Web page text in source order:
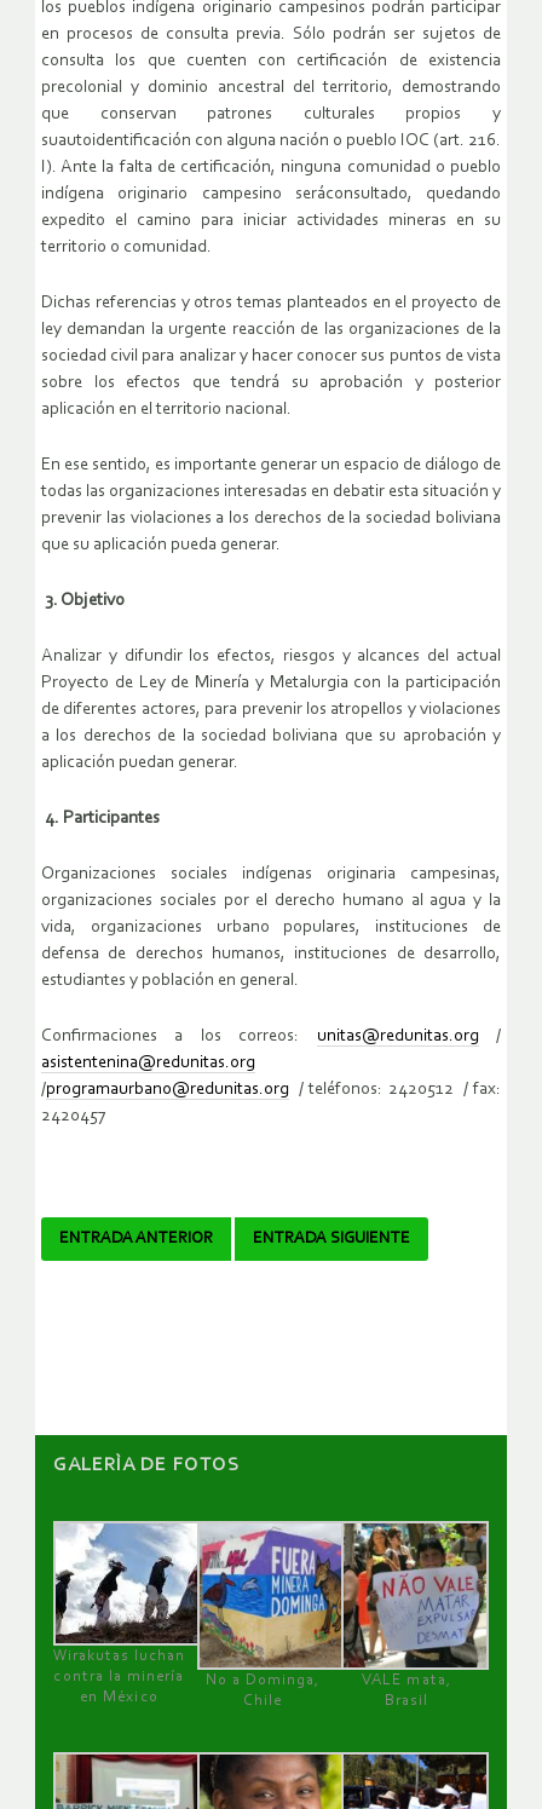
los pueblos indígena originario campesinos podrán participar
en procesos de consulta previa. Sólo podrán ser sujetos de
consulta los que cuenten con certificación de existencia
precolonial y dominio ancestral del territorio, demostrando
que conservan patrones culturales propios y
suautoidentificación con alguna nación o pueblo IOC (art. 216.
I). Ante la falta de certificación, ninguna comunidad o pueblo
indígena originario campesino seráconsultado, quedando
expedito el camino para iniciar actividades mineras en su
territorio o comunidad.
Dichas referencias y otros temas planteados en el proyecto de
ley demandan la urgente reacción de las organizaciones de la
sociedad civil para analizar y hacer conocer sus puntos de vista
sobre los efectos que tendrá su aprobación y posterior
aplicación en el territorio nacional.
En ese sentido, es importante generar un espacio de diálogo de
todas las organizaciones interesadas en debatir esta situación y
prevenir las violaciones a los derechos de la sociedad boliviana
que su aplicación pueda generar.
3. Objetivo
Analizar y difundir los efectos, riesgos y alcances del actual
Proyecto de Ley de Minería y Metalurgia con la participación
de diferentes actores, para prevenir los atropellos y violaciones
a los derechos de la sociedad boliviana que su aprobación y
aplicación puedan generar.
4. Participantes
Organizaciones sociales indígenas originaria campesinas,
organizaciones sociales por el derecho humano al agua y la
vida, organizaciones urbano populares, instituciones de
defensa de derechos humanos, instituciones de desarrollo,
estudiantes y población en general.
Confirmaciones a los correos: unitas@redunitas.org/
asistentenina@redunitas.org
/programaurbano@redunitas.org / teléfonos: 2420512 / fax:
2420457
Navegador
ENTRADA ANTERIOR ENTRADA SIGUIENTE
GALERÌA DE FOTOS
Wirakutas luchan
contra la minería
en México
No a Dominga,
Chile
VALE mata,
Brasil